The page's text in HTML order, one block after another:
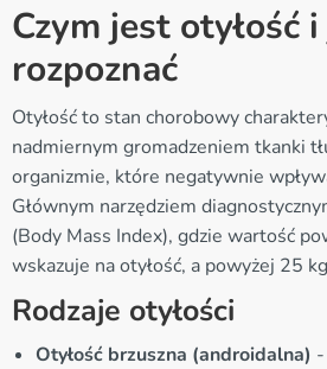
Czym jest otyłość
rozpoznać
Otyłość to stan chorobowy
nadmiernym gromadzeniem tkanki
organizmie, które negatywnie
Głównym narzędziem
(Body Mass Index), gdzie wartość
wskazuje na otyłość, a powyżej 25
Rodzaje otyłości
Otyłość brzuszna (androidalna)